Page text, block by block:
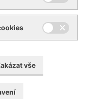
vše